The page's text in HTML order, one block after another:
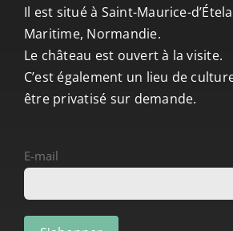
Il est situé à Saint-Maurice-
Maritime, Normandie.
Le château est ouvert à la visite.
C’est également un lieu de
être privatisé sur demande.
E-mail